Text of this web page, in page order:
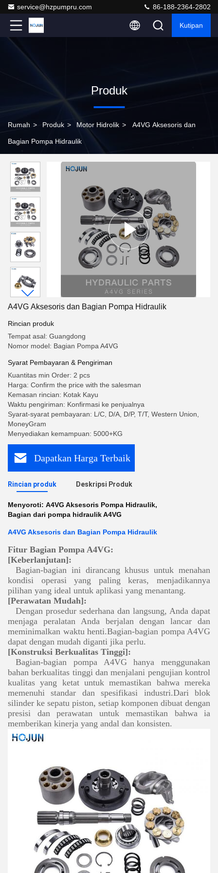
service@hzpumpru.com 86-188-2364-2802
Kutipan
Produk
Rumah > Produk > Motor Hidrolik > A4VG Aksesoris dan
Bagian Pompa Hidraulik
A4VG Aksesoris dan Bagian Pompa Hidraulik
Rincian produk
Tempat asal: Guangdong
Nomor model: Bagian Pompa A4VG
Syarat Pembayaran & Pengiriman
Kuantitas min Order: 2 pcs
Harga: Confirm the price with the salesman
Kemasan rincian: Kotak Kayu
Waktu pengiriman: Konfirmasi ke penjualnya
Syarat-syarat pembayaran: L/C, D/A, D/P, T/T, Western Union,
MoneyGram
Menyediakan kemampuan: 5000+KG
Dapatkan Harga Terbaik
Rincian produk Deskripsi Produk
Menyoroti: A4VG Aksesoris Pompa Hidraulik,
Bagian dari pompa hidraulik A4VG
A4VG Aksesoris dan Bagian Pompa Hidraulik
Fitur Bagian Pompa A4VG:
[Keberlanjutan]:
Bagian-bagian ini dirancang khusus untuk menahan
kondisi operasi yang paling keras, menjadikannya
pilihan yang ideal untuk aplikasi yang menantang.
[Perawatan Mudah]:
Dengan prosedur sederhana dan langsung, Anda dapat
menjaga peralatan Anda berjalan dengan lancar dan
meminimalkan waktu henti.Bagian-bagian pompa A4VG
dapat dengan mudah diganti jika perlu.
[Konstruksi Berkualitas Tinggi]:
Bagian-bagian pompa A4VG hanya menggunakan
bahan berkualitas tinggi dan menjalani pengujian kontrol
kualitas yang ketat untuk memastikan bahwa mereka
memenuhi standar dan spesifikasi industri.Dari blok
silinder ke sepatu piston, setiap komponen dibuat dengan
presisi dan perawatan untuk memastikan bahwa ia
memberikan kinerja yang andal dan konsisten.